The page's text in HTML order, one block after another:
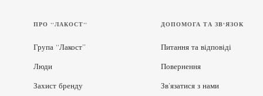
ПРО “ЛАКОСТ”
Група “Лакост”
Люди
Захист бренду
ДОПОМОГА ТА ЗВ'ЯЗОК
Питання та відповіді
Повернення
Зв’язатися з нами